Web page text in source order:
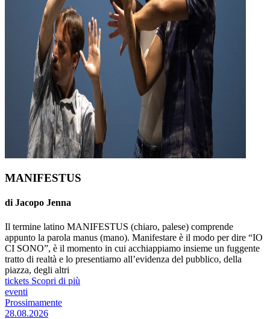
MANIFESTUS
di Jacopo Jenna
Il termine latino MANIFESTUS (chiaro, palese) comprende
appunto la parola manus (mano). Manifestare è il modo per dire “IO
CI SONO”, è il momento in cui acchiappiamo insieme un fuggente
tratto di realtà e lo presentiamo all’evidenza del pubblico, della
piazza, degli altri
tickets Scopri di più
eventi
Prossimamente
28.08.2026